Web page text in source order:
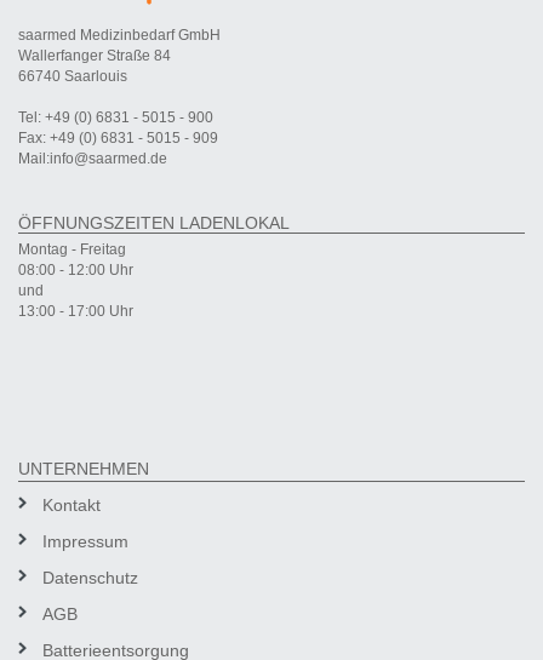
saarmed Medizinbedarf GmbH
Wallerfanger Straße 84
66740 Saarlouis
Tel: +49 (0) 6831 - 5015 - 900
Fax: +49 (0) 6831 - 5015 - 909
Mail:info@saarmed.de
ÖFFNUNGSZEITEN LADENLOKAL
Montag - Freitag
08:00 - 12:00 Uhr
und
13:00 - 17:00 Uhr
UNTERNEHMEN
Kontakt
Impressum
Datenschutz
AGB
Batterieentsorgung